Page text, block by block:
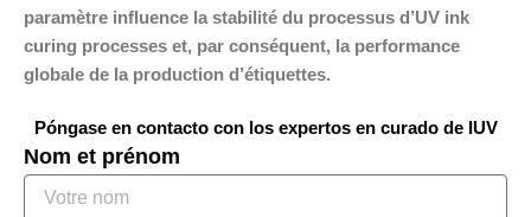
paramètre influence la stabilité du processus d’UV ink
curing processes et, par conséquent, la performance
globale de la production d’étiquettes.
Póngase en contacto con los expertos en curado de IUV
Nom et prénom